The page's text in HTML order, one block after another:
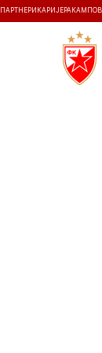
ПАРТНЕРИ КАРИЈЕРА